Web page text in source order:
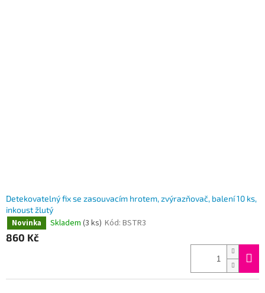
Detekovatelný fix se zasouvacím hrotem, zvýrazňovač, balení 10 ks,
inkoust žlutý
Novinka Skladem (3 ks) Kód: BSTR3
860 Kč